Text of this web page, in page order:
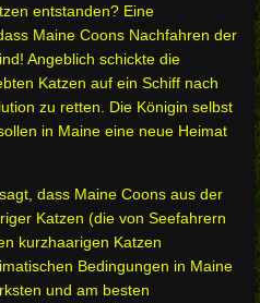
entstanden? Eine
Maine Coons Nachfahren der
Angeblich schickte die
Katzen auf ein Schiff nach
zu retten. Die Königin selbst
in Maine eine neue Heimat
dass Maine Coons aus der
Katzen (die von Seefahrern
kurzhaarigen Katzen
Bedingungen in Maine
und am besten